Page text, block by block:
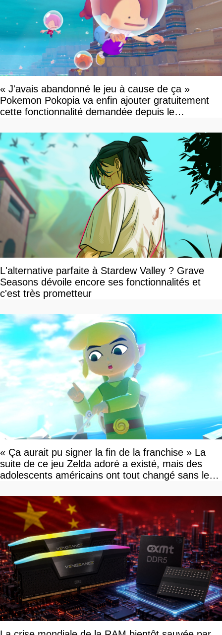
« J'avais abandonné le jeu à cause de ça »
Pokemon Pokopia va enfin ajouter gratuitement
cette fonctionnalité demandée depuis le
L'alternative parfaite à Stardew Valley ? Grave
Seasons dévoile encore ses fonctionnalités et
c'est très prometteur
« Ça aurait pu signer la fin de la franchise » La
suite de ce jeu Zelda adoré a existé, mais des
adolescents américains ont tout changé sans le